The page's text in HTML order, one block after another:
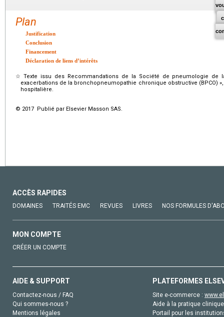
Plan
Justification
Conclusion
Financement
Déclaration de liens d’intérêts
☆ Texte issu des Recommandations de la Société de pneumologie de
exacerbations de la bronchopneumopathie chronique obstructive (BPCO)
hospitalière.
© 2017 Publié par Elsevier Masson SAS.
ACCÈS RAPIDES
DOMAINES TRAITÉS EMC REVUES LIVRES NOS FORMULES
MON COMPTE
CRÉER UN COMPTE
AIDE & SUPPORT
Contactez-nous / FAQ
Qui sommes-nous ?
Mentions légales
PLATEFORMES
Site e-commerce :
Aide à la pratique
Portail pour les